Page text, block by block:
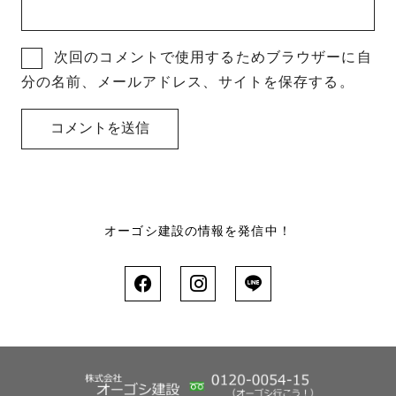
次回のコメントで使用するためブラウザーに自
分の名前、メールアドレス、サイトを保存する。
オーゴシ建設の情報を発信中！